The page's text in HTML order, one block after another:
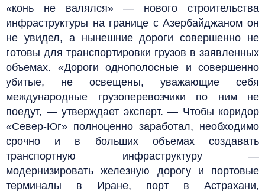
«конь не валялся» — нового строительства
инфраструктуры на границе с Азербайджаном он
не увидел, а нынешние дороги совершенно не
готовы для транспортировки грузов в заявленных
объемах. «Дороги однополосные и совершенно
убитые, не освещены, уважающие себя
международные грузоперевозчики по ним не
поедут, — утверждает эксперт. — Чтобы коридор
«Север-Юг» полноценно заработал, необходимо
срочно и в больших объемах создавать
транспортную инфраструктуру —
модернизировать железную дорогу и портовые
терминалы в Иране, порт в Астрахани,